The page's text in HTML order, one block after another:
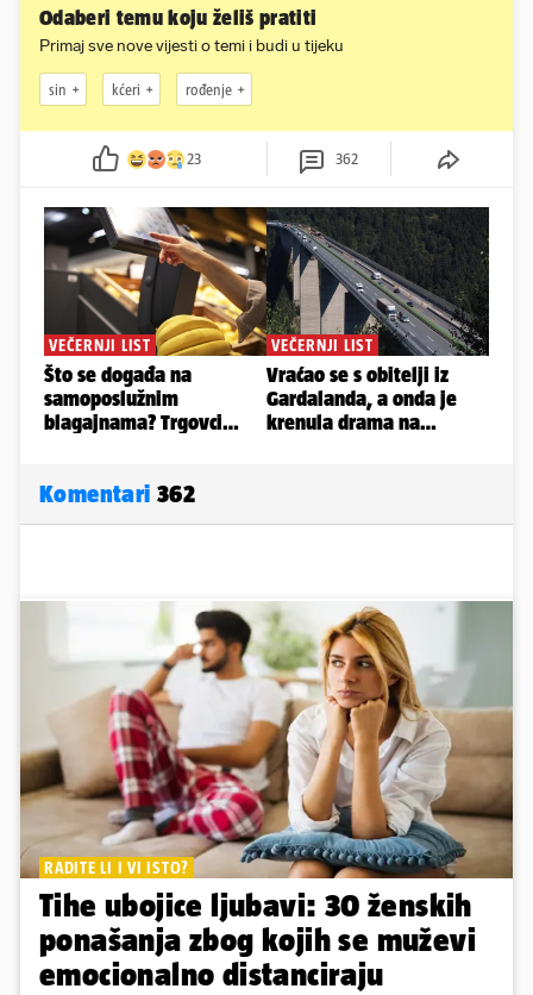
Odaberi temu koju želiš pratiti
Primaj sve nove vijesti o temi i budi u tijeku
sin kćeri rođenje
23 362
Komentari 362
RADITE LI I VI ISTO?
Tihe ubojice ljubavi: 30 ženskih
ponašanja zbog kojih se muževi
emocionalno distanciraju